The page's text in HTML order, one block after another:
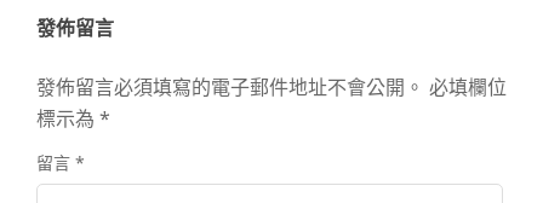
發佈留言
發佈留言必須填寫的電子郵件地址不會公開。 必填欄位
標示為 *
留言 *